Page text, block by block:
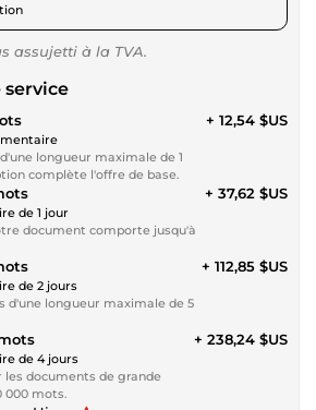
assujetti à la TVA.
service
longueur maximale de 1
complète l'offre de base.
+ 12,54 $US
de 1 jour
document comporte jusqu'à
+ 37,62 $US
de 2 jours
d'une longueur maximale de 5
+ 112,85 $US
de 4 jours
les documents de grande
000 mots.
+ 238,24 $US